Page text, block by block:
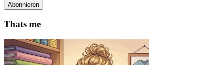
Thats me